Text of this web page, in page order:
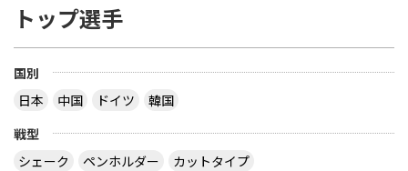
レードの厚さで 85% は天然木材でなくてはならな
い とすると、接着層の厚さは ３枚合板で 15 / 2 ＝
7.5% 以下 ５枚合板で 15 / 4 ＝ 3.75% 以下 ７枚合
なら接着層 15% もありえますね 【質問】 （１）卓
ラケットで フォア面に近い所に 厚い接着層を入れ
る想定をしたのでしょうか？
トップ選手
国別
日本
中国 ドイツ
韓国
戦型
シェーク
ペンホルダー カットタイプ